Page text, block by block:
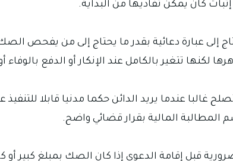
كان يمكن تفاديها من البداية.
إلى عبارة دعائية بقدر ما يحتاج إلى من يفحص
تتغير بالكامل عند الإنكار أو الدفع بالوفاء أو
عندما يريد الدائن حكما مدنيا قابلا للتنفيذ
المطالبة المالية بقرار قضائي واضح.
قبل إقامة الدعوى إذا كان الصك بمبلغ كبير